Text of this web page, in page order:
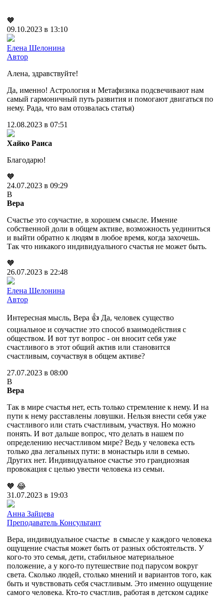
🧡
09.10.2023 в 13:10
Елена Шелонина
Автор
Алена, здравствуйте!
Да, именно! Астрология и Метафизика подсвечивают нам
самый гармоничный путь развития и помогают двигаться по
нему. Рада, что вам отозвалась статья)
12.08.2023 в 07:51
Хайко Раиса
Благодарю!
🧡
24.07.2023 в 09:29
В
Вера
Счастье это соучастие, в хорошем смысле. Имение
собственной доли в общем активе, возможность уединиться
и выйти обратно к людям в любое время, когда захочешь.
Так что никакого индивидуального счастья не может быть.
🧡
26.07.2023 в 22:48
Елена Шелонина
Автор
Интересная мысль, Вера 👍 Да, человек существо
социальное и соучастие это способ взаимодействия с
обществом. И вот тут вопрос - он вносит себя уже
счастливого в этот общий актив или становится
счастливым, соучаствуя в общем активе?
27.07.2023 в 08:00
В
Вера
Так в мире счастья нет, есть только стремление к нему. И на
пути к нему расставлены ловушки. Нельзя внести себя уже
счастливого или стать счастливым, участвуя. Но можно
понять. И вот дальше вопрос, что делать в нашем по
определению несчастливом мире? Ведь у человека есть
только два легальных пути: в монастырь или в семью.
Других нет. Индивидуальное счастье это грандиозная
провокация с целью увести человека из семьи.
🧡 😂
31.07.2023 в 19:03
Анна Зайцева
Преподаватель Консультант
Вера, индивидуальное счастье в смысле у каждого человека
ощущение счастья может быть от разных обстоятельств. У
кого-то это семья, дети, стабильное материальное
положение, а у кого-то путешествие под парусом вокруг
света. Сколько людей, столько мнений и вариантов того, как
быть и чувствовать себя счастливым. Это именно ощущение
самого человека. Кто-то счастлив, работая в детском садике